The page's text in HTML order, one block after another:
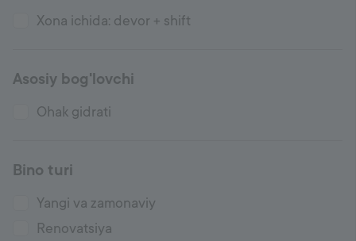
Xona ichida: devor + shift
Asosiy bog'lovchi
Ohak gidrati
Bino turi
Yangi va zamonaviy
Renovatsiya